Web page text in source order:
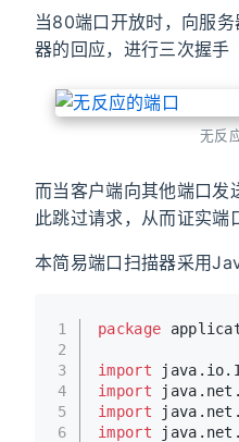
当80端口开放时，向服
器的回应，进行三次握手
无反
而当客户端向其他端口发
此跳过请求，从而证实端
本简易端口扫描器采用
1
2
3
4
5
6
package
import
import
import
import